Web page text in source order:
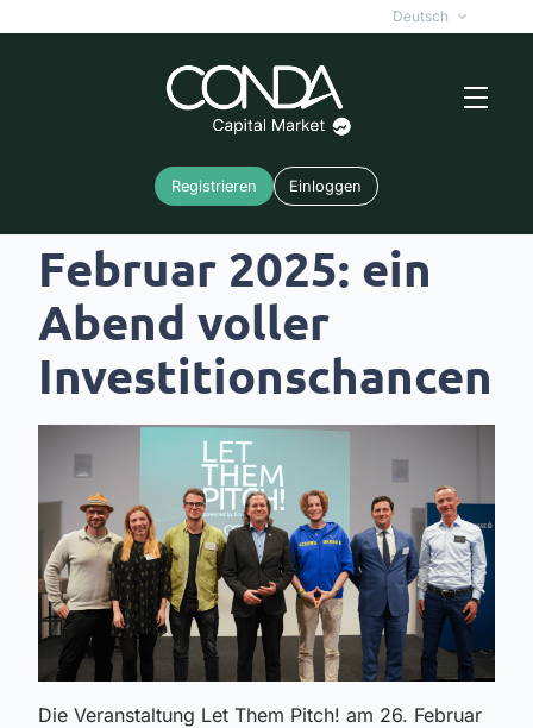
Deutsch
Registrieren Einloggen
Let Them Pitch!
Februar 2025: ein
Abend voller
Investitionschancen
Die Veranstaltung Let Them Pitch! am 26. Februar